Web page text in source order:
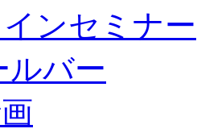
ンセミナー
ルバー